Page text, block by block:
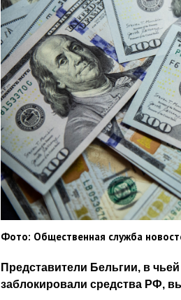
Фото: Общественная служба
Представители Бельгии, в
заблокировали средства РФ,